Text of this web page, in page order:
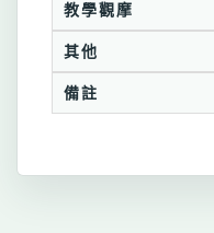
教學觀摩
其他
備註